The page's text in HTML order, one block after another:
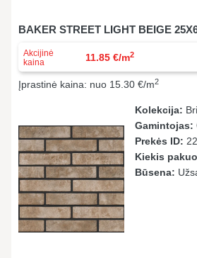
BAKER STREET LIGHT BEIGE
Akcijinė
kaina
11.85 €/m2
Įprastinė kaina: nuo 15.30 €/m2
Kolekcija:
Gamintojas:
Prekės ID:
Kiekis
Būsena: